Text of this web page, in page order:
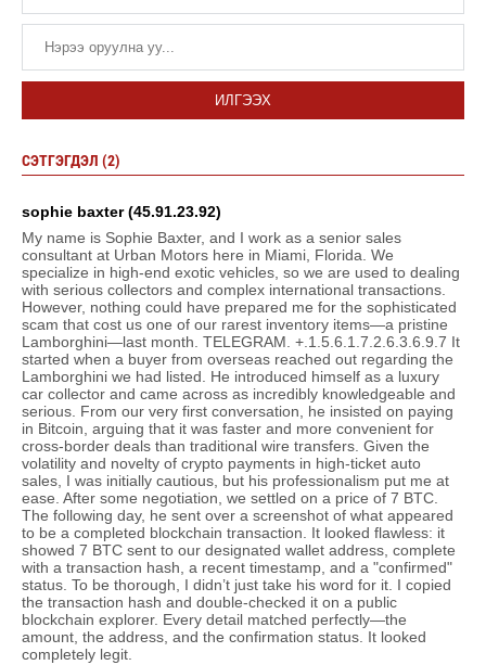
ИЛГЭЭХ
СЭТГЭГДЭЛ (2)
sophie baxter (45.91.23.92)
My name is Sophie Baxter, and I work as a senior sales
consultant at Urban Motors here in Miami, Florida. We
specialize in high-end exotic vehicles, so we are used to dealing
with serious collectors and complex international transactions.
However, nothing could have prepared me for the sophisticated
scam that cost us one of our rarest inventory items—a pristine
Lamborghini—last month. TELEGRAM. +.1.5.6.1.7.2.6.3.6.9.7 It
started when a buyer from overseas reached out regarding the
Lamborghini we had listed. He introduced himself as a luxury
car collector and came across as incredibly knowledgeable and
serious. From our very first conversation, he insisted on paying
in Bitcoin, arguing that it was faster and more convenient for
cross-border deals than traditional wire transfers. Given the
volatility and novelty of crypto payments in high-ticket auto
sales, I was initially cautious, but his professionalism put me at
ease. After some negotiation, we settled on a price of 7 BTC.
The following day, he sent over a screenshot of what appeared
to be a completed blockchain transaction. It looked flawless: it
showed 7 BTC sent to our designated wallet address, complete
with a transaction hash, a recent timestamp, and a "confirmed"
status. To be thorough, I didn’t just take his word for it. I copied
the transaction hash and double-checked it on a public
blockchain explorer. Every detail matched perfectly—the
amount, the address, and the confirmation status. It looked
completely legit.